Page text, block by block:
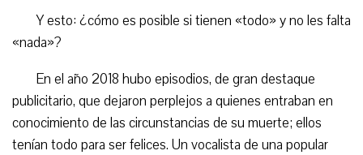
Y esto: ¿cómo es posible si tienen «todo» y no les falta
«nada»?
En el año 2018 hubo episodios, de gran destaque
publicitario, que dejaron perplejos a quienes entraban en
conocimiento de las circunstancias de su muerte; ellos
tenían todo para ser felices. Un vocalista de una popular